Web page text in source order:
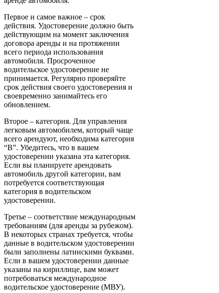
Первое и самое важное – срок
действия. Удостоверение должно быть
действующим на момент заключения
договора аренды и на протяжении
всего периода использования
автомобиля. Просроченное
водительское удостоверение не
принимается. Регулярно проверяйте
срок действия своего удостоверения и
своевременно занимайтесь его
обновлением.
Второе – категория. Для управления
легковым автомобилем, который чаще
всего арендуют, необходима категория
“B”. Убедитесь, что в вашем
удостоверении указана эта категория.
Если вы планируете арендовать
автомобиль другой категории, вам
потребуется соответствующая
категория в водительском
удостоверении.
Третье – соответствие международным
требованиям (для аренды за рубежом).
В некоторых странах требуется, чтобы
данные в водительском удостоверении
были заполнены латинскими буквами.
Если в вашем удостоверении данные
указаны на кириллице, вам может
потребоваться международное
водительское удостоверение (МВУ).